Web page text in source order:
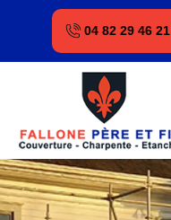
04 82 29 46 21